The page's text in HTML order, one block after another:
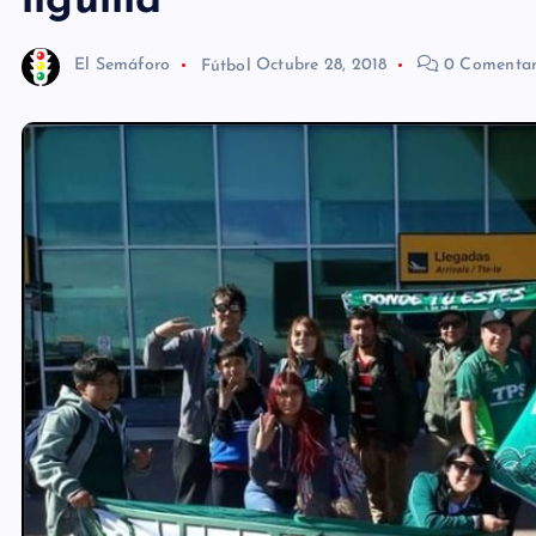
El Semáforo Fútbol Octubre 28, 2018 0